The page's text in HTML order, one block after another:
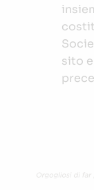
sito